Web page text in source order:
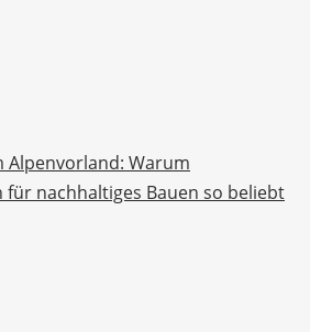
Alpenvorland: Warum
für nachhaltiges Bauen so beliebt